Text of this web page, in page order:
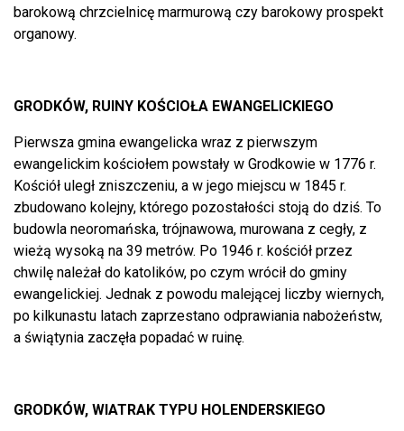
barokową chrzcielnicę marmurową czy barokowy prospekt
organowy.
GRODKÓW, RUINY KOŚCIOŁA EWANGELICKIEGO
Pierwsza gmina ewangelicka wraz z pierwszym
ewangelickim kościołem powstały w Grodkowie w 1776 r.
Kościół uległ zniszczeniu, a w jego miejscu w 1845 r.
zbudowano kolejny, którego pozostałości stoją do dziś. To
budowla neoromańska, trójnawowa, murowana z cegły, z
wieżą wysoką na 39 metrów. Po 1946 r. kościół przez
chwilę należał do katolików, po czym wrócił do gminy
ewangelickiej. Jednak z powodu malejącej liczby wiernych,
po kilkunastu latach zaprzestano odprawiania nabożeństw,
a świątynia zaczęła popadać w ruinę.
GRODKÓW, WIATRAK TYPU HOLENDERSKIEGO